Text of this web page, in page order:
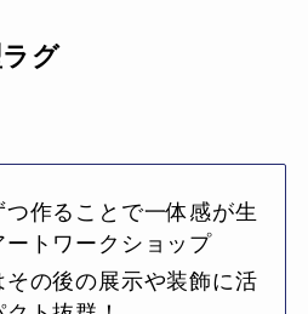
グ
作ることで一体感が生
ートワークショップ
の後の展示や装飾に活